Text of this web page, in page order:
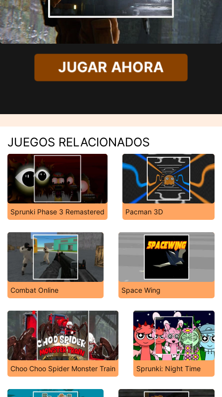
JUGAR AHORA
JUEGOS RELACIONADOS
Sprunki Phase 3 Remastered Pacman 3D
Combat Online Space Wing
Choo Choo Spider Monster Train Sprunki: Night Time